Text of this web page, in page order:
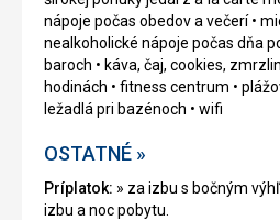
nápoje počas obedov a večerí •
nealkoholické nápoje počas dňa
baroch • káva, čaj, cookies,
hodinách • fitness centrum •
ležadlá pri bazénoch • wifi
OSTATNÉ »
Príplatok: » za izbu s bočným
izbu a noc pobytu.